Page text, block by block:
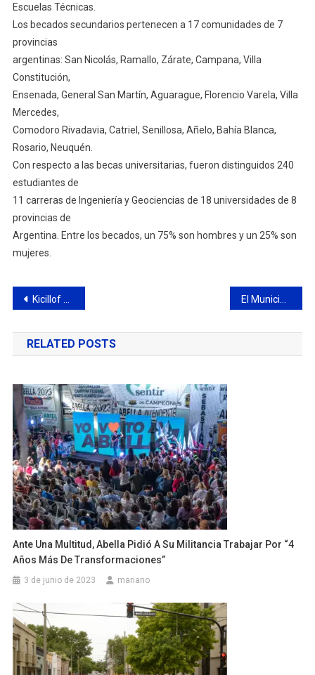
Escuelas Técnicas.
Los becados secundarios pertenecen a 17 comunidades de 7
provincias
argentinas: San Nicolás, Ramallo, Zárate, Campana, Villa
Constitución,
Ensenada, General San Martín, Aguarague, Florencio Varela, Villa
Mercedes,
Comodoro Rivadavia, Catriel, Senillosa, Añelo, Bahía Blanca,
Rosario, Neuquén.
Con respecto a las becas universitarias, fueron distinguidos 240
estudiantes de
11 carreras de Ingeniería y Geociencias de 18 universidades de 8
provincias de
Argentina. Entre los becados, un 75% son hombres y un 25% son
mujeres.
Navegación
de
entradas
Kicillof encabezó la reunión del espacio de Producción y Trabajo
RELATED POSTS
Ante Una Multitud, Abella Pidió A Su Militancia Trabajar Por “4
Años Más De Transformaciones”
3 de junio de 2023 mariano